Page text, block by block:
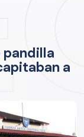
pandilla
a